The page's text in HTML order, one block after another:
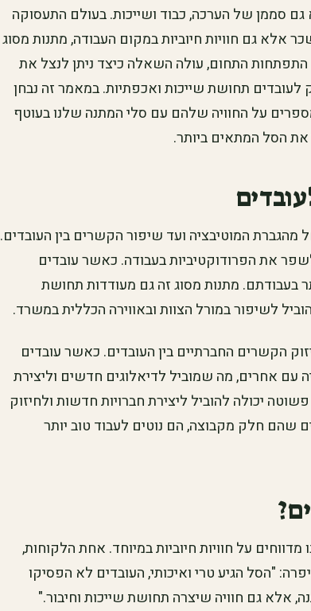
סממן של הערכה, כבוד ושייכות. בעולם התעסוקה
אלא גם חוויות חיוביות במקום העבודה, מתנות מסוג
התפתחות התחום, עולה השאלה כיצד ניתן לנצל את
לעובדים תחושת שייכות ואכפתיות. במאמר זה נבחן
על החוויה שלהם עם סלי המתנה שלנו בעוטף
את הסל המתאים ביותר.
מהגברת המוטיבציה ועד שיפור הקשרים בין העובדים.
את הפרודוקטיביות בעבודה. כאשר עובדים
בעבודתם. מתנות מסוג זה גם מעודדות תחושת
לשיפור במורל הצוות ובאווירה הכללית במשרד.
הקשרים החברתיים בין העובדים. כאשר עובדים
עם אחרים, מה שמוביל לדיאלוגים חדשים וליצירת
יכולה להוביל ליצירת חברויות חדשות ולחיזוק
שהם חלק מקבוצה, הם נוטים לעבוד טוב יותר
על חוויות חיוביות במיוחד. אחת הלקוחות,
"הסל הגיע טרי ואיכותי, העובדים לא הפסיקו
אלא גם חוויה שיצרה תחושת שייכות וחיבור."